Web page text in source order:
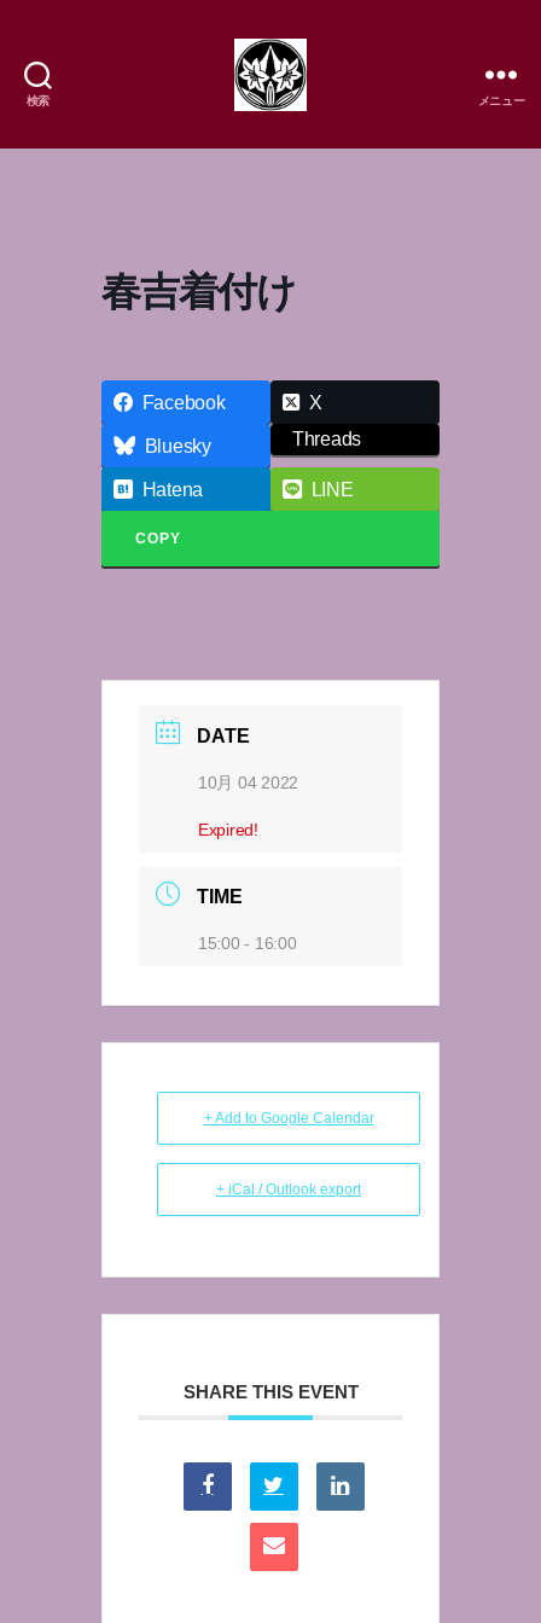
検索
流
研
究
メニュー
春吉着付け
Facebook
X
Bluesky
Threads
Hatena LINE
COPY
DATE
10月 04 2022
Expired!
TIME
15:00 - 16:00
+ Add to Google Calendar
+ iCal / Outlook export
SHARE THIS EVENT